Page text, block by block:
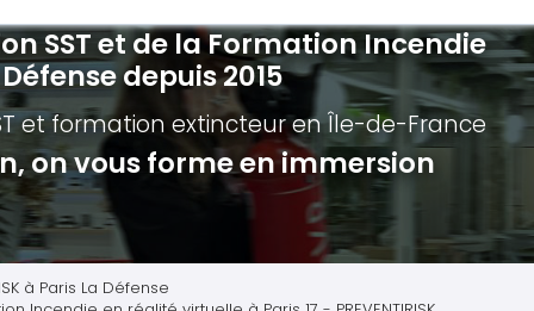
incendie - Guide et Serre file
de première intervention
Extincteurs
en réalité augmentée
Évacuation établissements de
Évacuation secteur tertiaire
Évacuation secteur industriel
SST et de la Formation Incendie
depuis 2015
et formation extincteuren Île-de-France
on vous forme en immersion
à Paris La Défense